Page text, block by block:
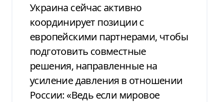
Украина сейчас активно
координирует позиции с
европейскими партнерами, чтобы
подготовить совместные
решения, направленные на
усиление давления в отношении
России: «Ведь если мировое